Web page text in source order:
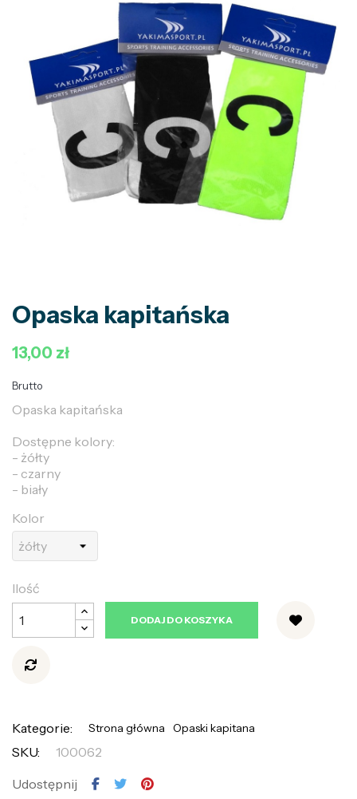
Opaska kapitańska
13,00 zł
Brutto
Opaska kapitańska
Dostępne kolory:
- żółty
- czarny
- biały
Kolor
Ilość
DODAJ DO KOSZYKA
Kategorie: Strona główna Opaski kapitana
SKU:
100062
Udostępnij